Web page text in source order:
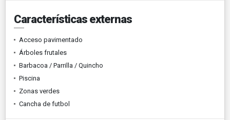
Características externas
Acceso pavimentado
Árboles frutales
Barbacoa / Parrilla / Quincho
Piscina
Zonas verdes
Cancha de futbol